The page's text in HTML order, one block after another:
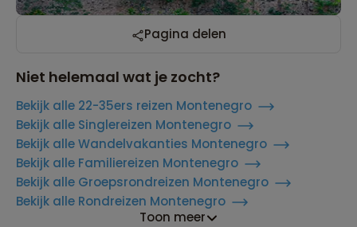
Pagina delen
Niet helemaal wat je zocht?
Bekijk alle 22-35ers reizen Montenegro
Bekijk alle Singlereizen Montenegro
Bekijk alle Wandelvakanties Montenegro
Bekijk alle Familiereizen Montenegro
Bekijk alle Groepsrondreizen Montenegro
Bekijk alle Rondreizen Montenegro
Toon meer